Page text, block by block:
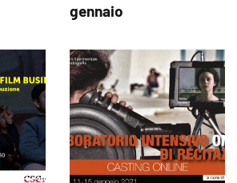
gennaio